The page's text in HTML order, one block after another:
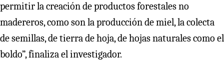
permitir la creación de productos forestales no
madereros, como son la producción de miel, la colecta
de semillas, de tierra de hoja, de hojas naturales como el
boldo”, finaliza el investigador.